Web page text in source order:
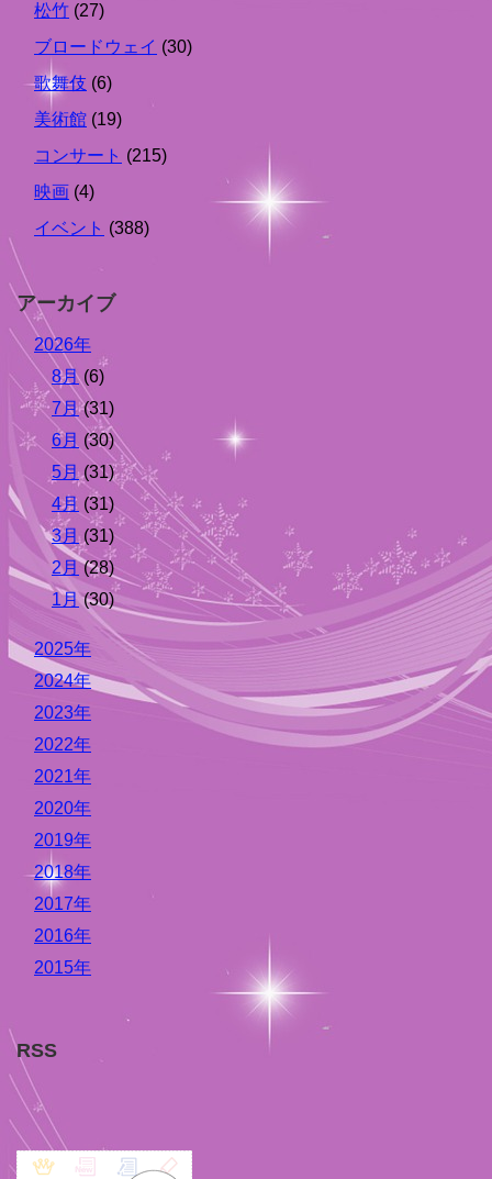
松竹 (27)
ブロードウェイ (30)
歌舞伎 (6)
美術館 (19)
コンサート (215)
映画 (4)
イベント (388)
アーカイブ
2026年
8月(6)
7月(31)
6月 (30)
5月(31)
4月 (31)
3月 (31)
2月(28)
1月(30)
2025年
2024年
2023年
2022年
2021年
2020年
2019年
2018年
2017年
2016年
2015年
RSS